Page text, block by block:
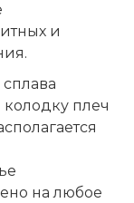
и
плеч
на любое